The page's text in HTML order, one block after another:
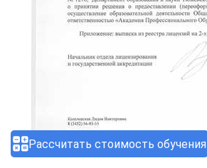
Рассчитать стоимость обучения